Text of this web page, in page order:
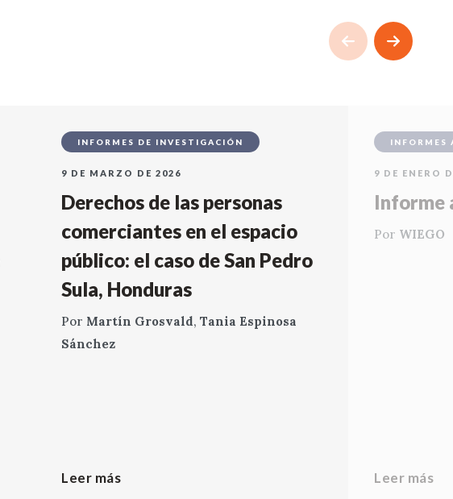
INFORMES DE INVESTIGACIÓN
9 DE MARZO DE 2026
Derechos de las personas
comerciantes en el espacio
público: el caso de San Pedro
Sula, Honduras
Por Martín Grosvald, Tania Espinosa
Sánchez
Leer más
INFORMES
9 DE ENERO
Informe
Por WIEGO
Leer más